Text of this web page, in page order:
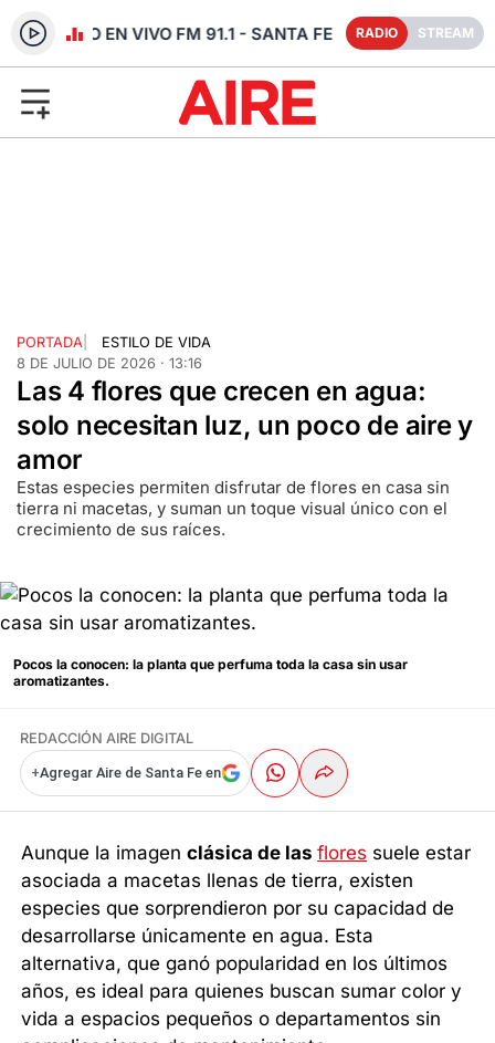
RADIO EN VIVO FM 91.1 - SANTA FE RADIO STREAM
PORTADA
ESTILO DE VIDA
8 DE JULIO DE 2026 · 13:16
Las 4 flores que crecen en agua:
solo necesitan luz, un poco de aire y
amor
Estas especies permiten disfrutar de flores en casa sin
tierra ni macetas, y suman un toque visual único con el
crecimiento de sus raíces.
Pocos la conocen: la planta que perfuma toda la casa sin usar
aromatizantes.
REDACCIÓN AIRE DIGITAL
+Agregar Aire de Santa Fe en
Aunque la imagenclásica de lasflores suele estar
asociada a macetas llenas de tierra, existen
especies que sorprendieron por su capacidad de
desarrollarse únicamente en agua. Esta
alternativa, que ganó popularidad en los últimos
años, es ideal para quienes buscan sumar color y
vida a espacios pequeños o departamentos sin